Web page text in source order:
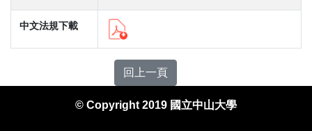
中文法規下載
回上一頁
© Copyright 2019 國立中山大學